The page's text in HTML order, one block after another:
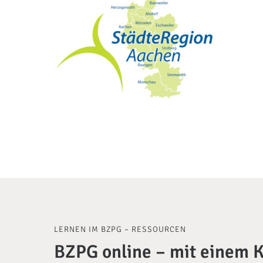
LERNEN IM BZPG – RESSOURCEN
BZPG online – mit einem